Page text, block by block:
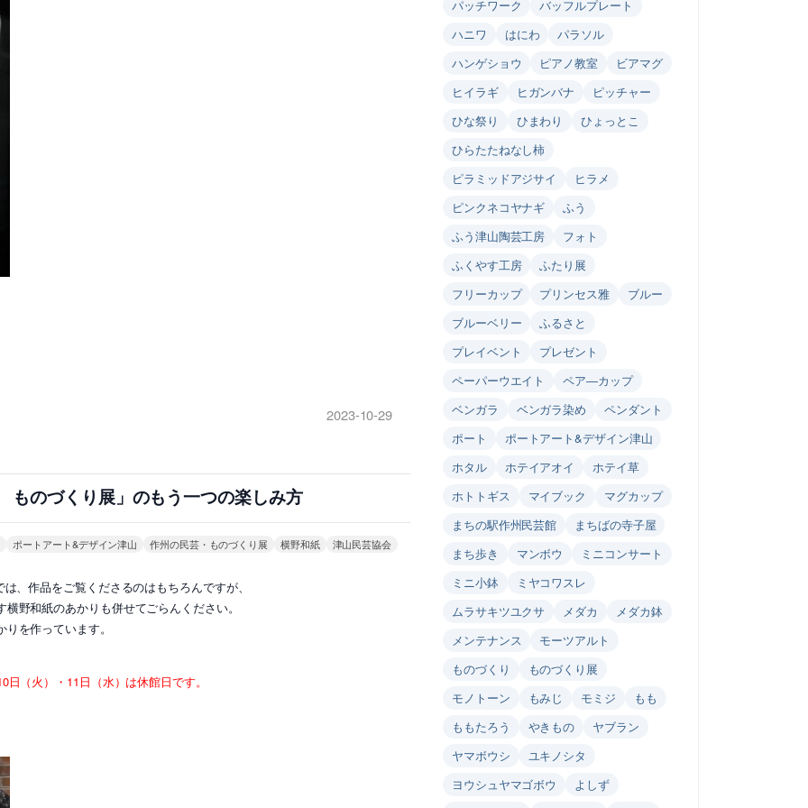
2023-10-29
のづくり展」のもう一つの楽しみ方
ポートアート&デザイン津山 作州の民芸・ものづくり展 横野和紙 津山民芸協会
作品をご覧くださるのはもちろんですが、
野和紙のあかりも併せてごらんください。
を作っています。
日（火）・11日（水）は休館日です。
パッチワーク
バッフルプレート
ハニワ
はにわ
パラソル
ハンゲショウ
ピアノ教室
ビアマグ
ヒイラギ
ヒガンバナ
ピッチャー
ひな祭り
ひまわり
ひょっとこ
ひらたたねなし柿
ピラミッドアジサイ
ヒラメ
ピンクネコヤナギ
ふう
ふう津山陶芸工房
フォト
ふくやす工房
ふたり展
フリーカップ
プリンセス雅
ブルー
ブルーベリー
ふるさと
プレイベント
プレゼント
ペーパーウエイト
ペア―カップ
ベンガラ
ベンガラ染め
ペンダント
ポート
ポートアート&デザイン津山
ホタル
ホテイアオイ
ホテイ草
ホトトギス
マイブック
マグカップ
まちの駅作州民芸館
まちばの寺子屋
まち歩き
マンボウ
ミニコンサート
ミニ小鉢
ミヤコワスレ
ムラサキツユクサ
メダカ
メダカ鉢
メンテナンス
モーツアルト
ものづくり
ものづくり展
モノトーン
もみじ モミジ
もも
ももたろう
やきもの
ヤブラン
ヤマボウシ
ユキノシタ
ヨウシュヤマゴボウ
よしず